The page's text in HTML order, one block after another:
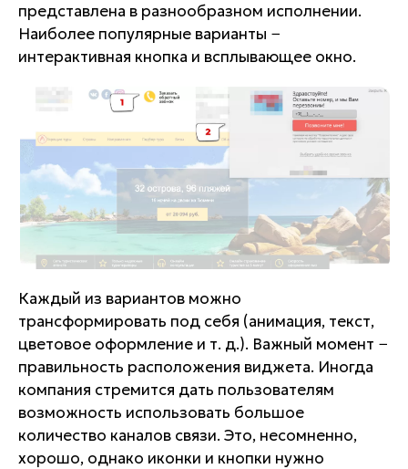
представлена в разнообразном исполнении.
Наиболее популярные варианты −
интерактивная кнопка и всплывающее окно.
Каждый из вариантов можно
трансформировать под себя (анимация, текст,
цветовое оформление и т. д.). Важный момент −
правильность расположения виджета. Иногда
компания стремится дать пользователям
возможность использовать большое
количество каналов связи. Это, несомненно,
хорошо, однако иконки и кнопки нужно